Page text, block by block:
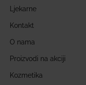
Ljekarne
Kontakt
O nama
Proizvodi na akciji
Kozmetika